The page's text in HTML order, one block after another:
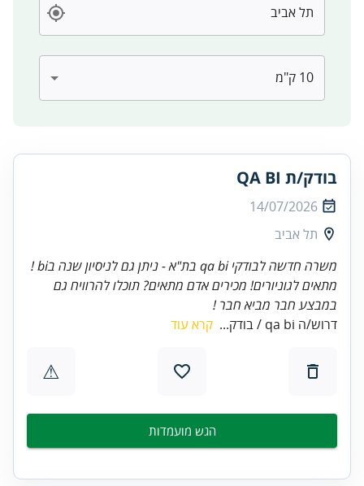
בודק/ת QA BI
14/07/2026
תל אביב
משרה חדשה לבודקי qa bi בת"א - ניתן גם לניסיון שנה בbi !
מתאים לגוניורים! מכירים אדם מתאים? תוכלו להרוויח גם
במבצע חבר מביא חבר !
דרוש/ה qa bi / בודק...
קרא עוד
⚠
הגש מועמדות